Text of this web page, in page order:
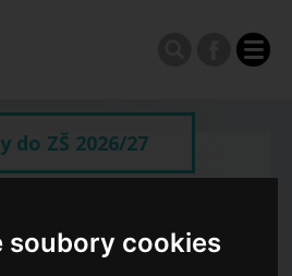
soubory cookies
do ZŠ 2026/27